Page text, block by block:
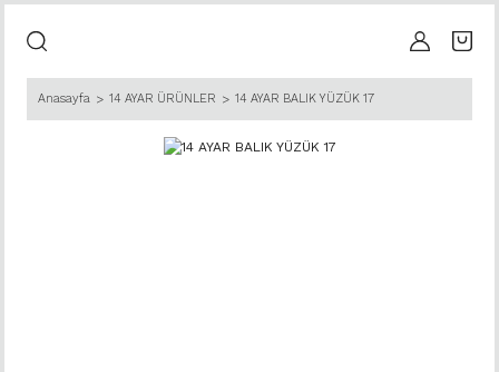
Anasayfa 14 AYAR ÜRÜNLER 14 AYAR BALIK YÜZÜK 17